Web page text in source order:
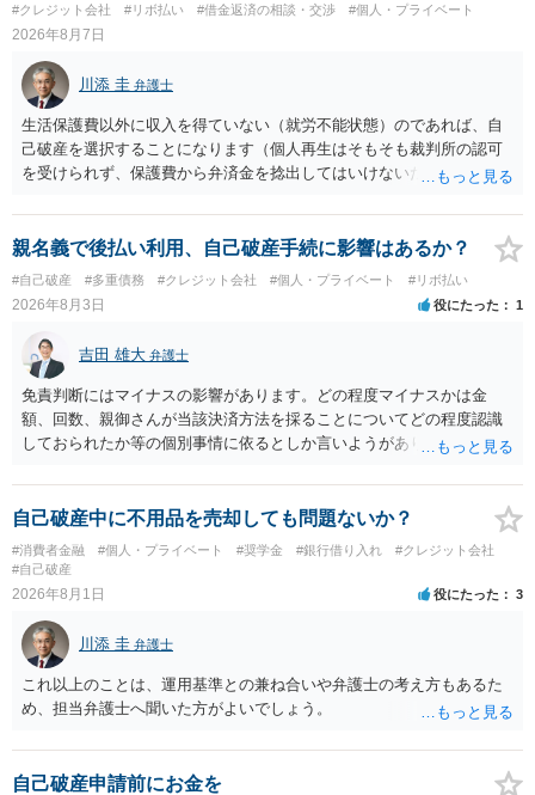
#クレジット会社 #リボ払い #借金返済の相談・交渉 #個人・プライベート
2026年8月7日
川添 圭 弁護士
生活保護費以外に収入を得ていない（就労不能状態）のであれば、自
己破産を選択することになります（個人再生はそもそも裁判所の認可
を受けられず、保護費から弁済金を捻出してはいけないため任意整理
士費用は法テラスが負担し、裁判所の予納金等も法テラスが援助して
くれるため、弁護士へ自己破産を任せれば解決します。
親名義で後払い利用、自己破産手続に影響はあるか？
#自己破産 #多重債務 #クレジット会社 #個人・プライベート #リボ払い
2026年8月3日 役にたった 1
吉田 雄大 弁護士
免責判断にはマイナスの影響があります。どの程度マイナスかは金
額、回数、親御さんが当該決済方法を採ることについてどの程度認識
しておられたか等の個別事情に依るとしか言いようがありません。 と
なって相談し、善後策を考えることをお勧めします。
自己破産中に不用品を売却しても問題ないか？
#消費者金融 #個人・プライベート #奨学金 #銀行借り入れ
#クレジット会社
#自己破産
2026年8月1日 役にたった 3
川添 圭 弁護士
これ以上のことは、運用基準との兼ね合いや弁護士の考え方もあるた
め、担当弁護士へ聞いた方がよいでしょう。
自己破産申請前にお金を